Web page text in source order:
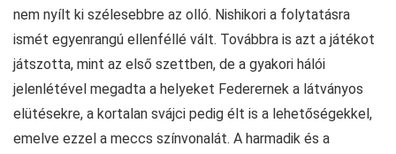
nem nyílt ki szélesebbre az olló. Nishikori a folytatásra
ismét egyenrangú ellenféllé vált. Továbbra is azt a játékot
játszotta, mint az első szettben, de a gyakori hálói
jelenlétével megadta a helyeket Federernek a látványos
elütésekre, a kortalan svájci pedig élt is a lehetőségekkel,
emelve ezzel a meccs színvonalát. A harmadik és a